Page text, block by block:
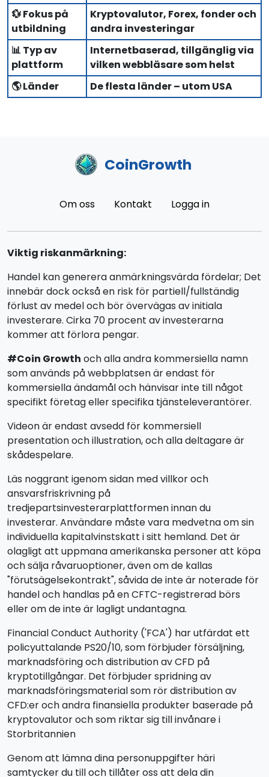
💱 Fokus på
utbildning
Kryptovalutor, Forex, fonder och
andra investeringar
📊 Typ av
plattform
Internetbaserad, tillgänglig via
vilken webbläsare som helst
🌎 Länder
De flesta länder – utom USA
CoinGrowth
Om oss Kontakt Logga in
Viktig riskanmärkning:
Handel kan generera anmärkningsvärda fördelar; Det
innebär dock också en risk för partiell/fullständig
förlust av medel och bör övervägas av initiala
investerare. Cirka 70 procent av investerarna
kommer att förlora pengar.
#Coin Growth och alla andra kommersiella namn
som används på webbplatsen är endast för
kommersiella ändamål och hänvisar inte till något
specifikt företag eller specifika tjänsteleverantörer.
Videon är endast avsedd för kommersiell
presentation och illustration, och alla deltagare är
skådespelare.
Läs noggrant igenom sidan med villkor och
ansvarsfriskrivning på
tredjepartsinvesterarplattformen innan du
investerar. Användare måste vara medvetna om sin
individuella kapitalvinstskatt i sitt hemland. Det är
olagligt att uppmana amerikanska personer att köpa
och sälja råvaruoptioner, även om de kallas
"förutsägelsekontrakt", såvida de inte är noterade för
handel och handlas på en CFTC-registrerad börs
eller om de inte är lagligt undantagna.
Financial Conduct Authority ('FCA') har utfärdat ett
policyuttalande PS20/10, som förbjuder försäljning,
marknadsföring och distribution av CFD på
kryptotillgångar. Det förbjuder spridning av
marknadsföringsmaterial som rör distribution av
CFD:er och andra finansiella produkter baserade på
kryptovalutor och som riktar sig till invånare i
Storbritannien
Genom att lämna dina personuppgifter häri
samtycker du till och tillåter oss att dela din